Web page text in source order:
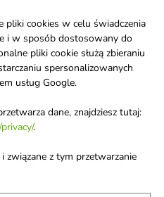
Alantan Sensitive Krem
20 g
11,88 €
pliki cookies w celu świadczenia
i w sposób dostosowany do
pliki cookie służą zbieraniu
spersonalizowanych
usług Google.
dane, znajdziesz tutaj:
.
związane z tym przetwarzanie